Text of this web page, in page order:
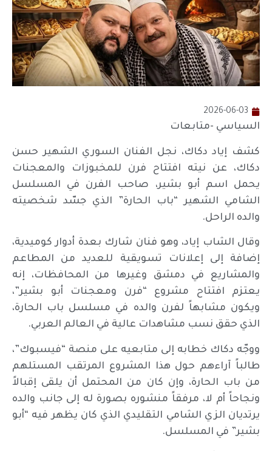
2026-06-03
السياسي -متابعات
كشف إياد دكاك، نجل الفنان السوري الشهير حسن
دكاك، عن نيته افتتاح فرن للمخبوزات والمعجنات
يحمل اسم أبو بشير، صاحب الفرن في المسلسل
الشامي الشهير “باب الحارة” الذي جسّد شخصيته
والده الراحل.
وقال الشاب إياد، وهو فنان شارك بعدة أدوار كوميدية،
إضافة إلى إعلانات تسويقية للعديد من المطاعم
والمشاريع في دمشق وغيرها من المحافظات، إنه
يعتزم افتتاح مشروع “فرن ومعجنات أبو بشير”،
ويكون مشابهاً لفرن والده في مسلسل باب الحارة،
الذي حقق نسب مشاهدات عالية في العالم العربي.
ووجّه دكاك خطابه إلى متابعيه على منصة “فيسبوك”،
طالباً آراءهم حول هذا المشروع المرتقب المستلهم
من باب الحارة، وإن كان من المحتمل أن يلقى إقبالاً
ونجاحاً أم لا، مرفقاً منشوره بصورة له إلى جانب والده
يرتديان الزي الشامي التقليدي الذي كان يظهر فيه “أبو
بشير” في المسلسل.